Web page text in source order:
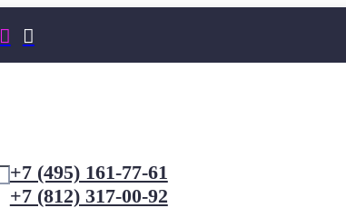
 
+7 (495) 161-77-61
+7 (812) 317-00-92